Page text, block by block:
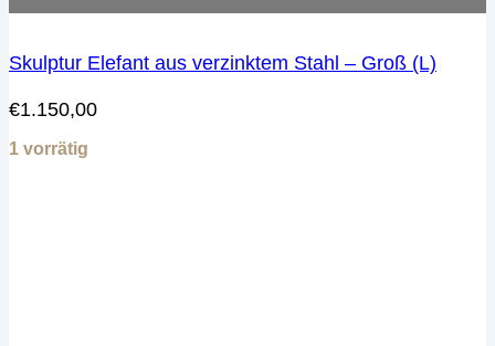
Skulptur Elefant aus verzinktem Stahl – Groß (L)
€1.150,00
1 vorrätig